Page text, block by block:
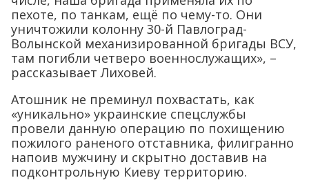
пехоте, по танкам, ещё по чему-то. Они
уничтожили колонну 30-й Павлоград-
Волынской механизированной бригады ВСУ,
там погибли четверо военнослужащих», –
рассказывает Лиховей.
Атошник не преминул похвастать, как
«уникально» украинские спецслужбы
провели данную операцию по похищению
пожилого раненого отставника, филигранно
напоив мужчину и скрытно доставив на
подконтрольную Киеву территорию.